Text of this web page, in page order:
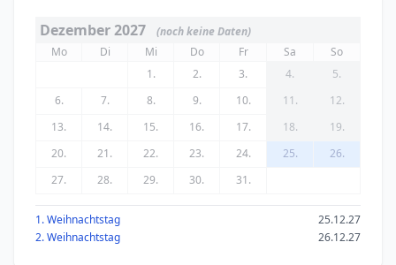
Dezember 2027
(noch keine Daten)
Mo
Di Mi Do Fr Sa
So
1.
2. 3. 4.
5.
6.
7. 8. 9. 10. 11.
12.
13.
14. 15. 16. 17. 18.
19.
20.
21. 22. 23. 24. 25.
26.
27.
28. 29. 30. 31.
1. Weihnachtstag
25.12.27
2. Weihnachtstag
26.12.27